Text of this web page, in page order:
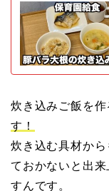
炊き込みご飯を
す！
炊き込む具材か
ておかないと出
すんです。